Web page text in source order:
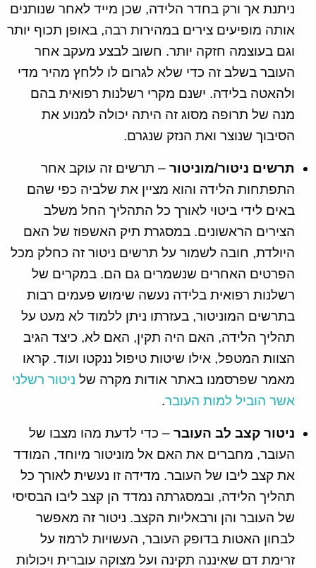
ניתנת אך ורק בחדר הלידה, שכן מייד לאחר שנותנים
אותה מופיעים צירים במהירות רבה, באופן תכוף יותר
וגם בעוצמה חזקה יותר. חשוב לבצע מעקב אחר
העובר בשלב זה כדי שלא לגרום לו ללחץ מהיר מדי
ולהאטה בלידה. ישנם מקרי רשלנות רפואית בהם
מנה של תרופה מסוג זה היתה יכולה למנוע את
הסיבוך שנוצר ואת הנזק שנגרם.
תרשים ניטור/מוניטור – תרשים זה עוקב אחר
התפתחות הלידה והוא מציין את שלביה כפי שהם
באים לידי ביטוי לאורך כל התהליך החל משלב
הצירים הראשונים. במסגרת תיק האשפוז של האם
היולדת, חובה לשמור על תרשים ניטור זה כחלק מכל
הפרטים האחרים שנשמרים גם הם. במקרים של
רשלנות רפואית בלידה נעשה שימוש פעמים רבות
בתרשים המוניטור, בעזרתו ניתן ללמוד לא מעט על
תהליך הלידה, האם היה תקין, האם לא, כיצד הגיב
הצוות המטפל, אילו שיטות טיפול ננקטו ועוד. קראו
מאמר שפרסמנו באתר אודות מקרה של ניטור רשלני
אשר הוביל למות העובר.
ניטור קצב לב העובר – כדי לדעת מהו מצבו של
העובר, מחברים את האם אל מוניטור מיוחד, המודד
את קצב ליבו של העובר. מדידה זו נעשית לאורך כל
תהליך הלידה, ובמסגרתה נמדד הן קצב ליבו הבסיסי
של העובר והן ורבאליות הקצב. ניטור זה מאפשר
לבחון האטות בדופק העובר, העשויות לרמוז על
זרימת דם שאיננה תקינה ועל מצוקה עוברית ויכולות